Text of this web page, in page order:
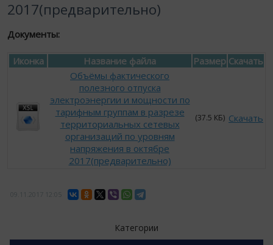
2017(предварительно)
Документы:
Иконка Название файла Размер Скачать
Объёмы фактического
полезного отпуска
электроэнергии и мощности по
тарифным группам в разрезе
территориальных сетевых
организаций по уровням
напряжения в октябре
2017(предварительно)
(37.5 КБ) Скачать
Категории